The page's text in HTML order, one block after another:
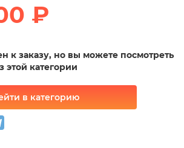
₽
к заказу, но вы можете посмотреть
этой категории
в категорию